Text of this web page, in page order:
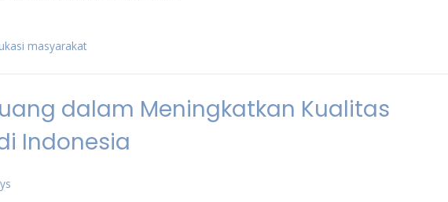
masyarakat
dalam Meningkatkan Kualitas
Indonesia